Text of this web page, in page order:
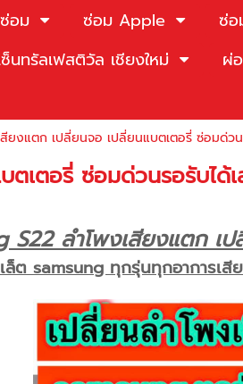
อม ซ่อม Apple ซ่
ซ็นทรัลเฟสติวัล เชียงใหม่
ผ่
ยงแตก เปลี่ยนจอ เปลี่ยนแบตเตอรี่ ซ่อมด่วน
ตเตอรี่ ซ่อมด่วนรอรับได้
S22 ลำโพงเสียงแตก เ
ล็ต samsung ทุกรุ่นทุกอาการเสีย